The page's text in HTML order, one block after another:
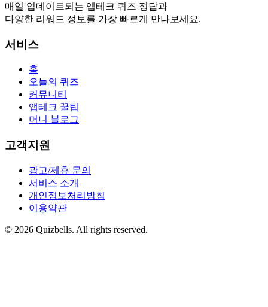
매일 업데이트되는 앱테크 퀴즈 정답과
다양한 리워드 정보를 가장 빠르게 만나보세요.
서비스
홈
오늘의 퀴즈
커뮤니티
앱테크 꿀팁
머니 블로그
고객지원
광고/제휴 문의
서비스 소개
개인정보처리방침
이용약관
© 2026 Quizbells. All rights reserved.